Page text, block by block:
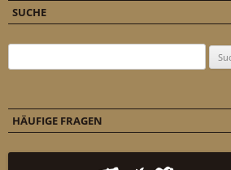
SUCHE
HÄUFIGE FRAGEN